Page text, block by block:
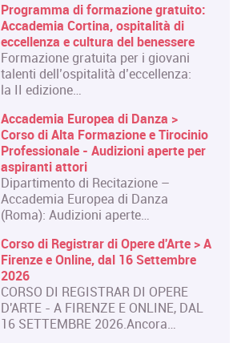
Programma di formazione gratuito:
Accademia Cortina, ospitalità di
eccellenza e cultura del benessere
Formazione gratuita per i giovani
talenti dell’ospitalità d’eccellenza:
la II edizione…
Accademia Europea di Danza >
Corso di Alta Formazione e Tirocinio
Professionale - Audizioni aperte per
aspiranti attori
Dipartimento di Recitazione –
Accademia Europea di Danza
(Roma): Audizioni aperte…
Corso di Registrar di Opere d'Arte > A
Firenze e Online, dal 16 Settembre
2026
CORSO DI REGISTRAR DI OPERE
D'ARTE - A FIRENZE E ONLINE, DAL
16 SETTEMBRE 2026.Ancora…